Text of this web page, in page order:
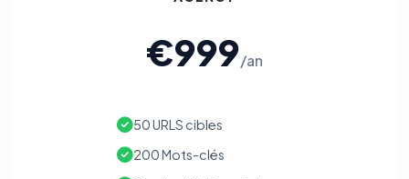
€999/an
50 URLS cibles
200 Mots-clés